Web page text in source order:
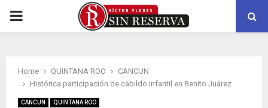
PRIMARY
Home QUINTANA ROO
CANCUN
Histórica participación de cabildo infantil en Benito Juárez
CANCUN QUINTANA ROO